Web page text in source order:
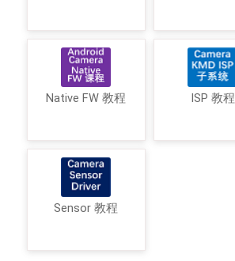
Native FW 教程 ISP 教程
Sensor 教程